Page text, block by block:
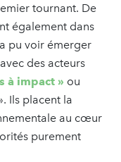
tournant. De
également dans
pu voir émerger
des acteurs
à impact » ou
Ils placent la
au cœur
purement